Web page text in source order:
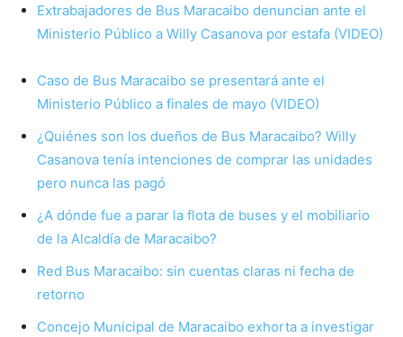
Extrabajadores de Bus Maracaibo denuncian ante el
Ministerio Público a Willy Casanova por estafa (VIDEO)
Caso de Bus Maracaibo se presentará ante el
Ministerio Público a finales de mayo (VIDEO)
¿Quiénes son los dueños de Bus Maracaibo? Willy
Casanova tenía intenciones de comprar las unidades
pero nunca las pagó
¿A dónde fue a parar la flota de buses y el mobiliario
de la Alcaldía de Maracaibo?
Red Bus Maracaibo: sin cuentas claras ni fecha de
retorno
Concejo Municipal de Maracaibo exhorta a investigar